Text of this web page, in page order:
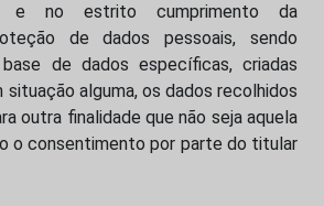
e no estrito cumprimento da
de dados pessoais, sendo
de dados específicas, criadas
alguma, os dados recolhidos
outra finalidade que não seja aquela
o consentimento por parte do titular